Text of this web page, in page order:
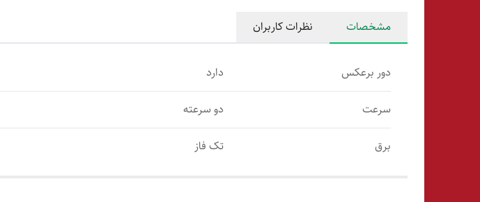
مشخصات نظرات کاربران
دور برعکس دارد
سرعت دو سرعته
برق تک فاز